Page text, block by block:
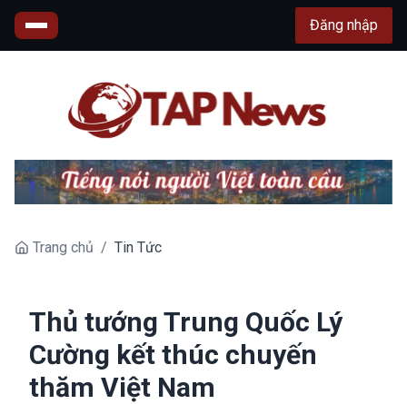
Đăng nhập
Trang chủ / Tin Tức
Thủ tướng Trung Quốc Lý
Cường kết thúc chuyến
thăm Việt Nam